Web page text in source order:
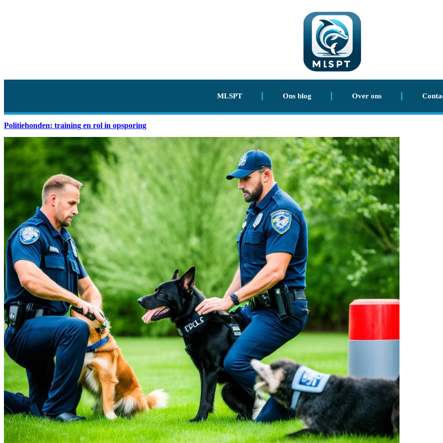
MLSPT Ons blog Over ons
Politiehonden: training en rol in opsporing